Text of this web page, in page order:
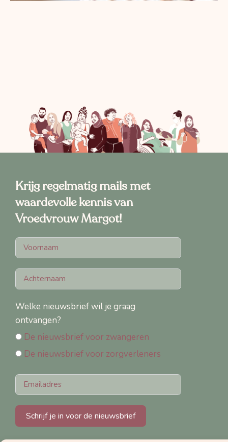
Krijg regelmatig mails met
waardevolle kennis van
Vroedvrouw Margot!
Welke nieuwsbrief wil je graag
ontvangen?
De nieuwsbrief voor zwangeren
De nieuwsbrief voor zorgverleners
Schrijf je in voor de nieuwsbrief